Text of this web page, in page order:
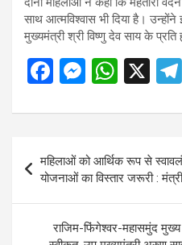
साथ आत्मविश्वास भी दिया है।
मुख्यमंत्री श्री विष्णु देव साय के
F
ce
b
o
o
k
M
se
n
g
er
W
at
A
p
p
X
navigation
महिलाओं को आर्थिक रूप से
योजनाओं का विस्तार जरूरी : मंत्री
राजिम-फिंगेश्वर-महासमुंद